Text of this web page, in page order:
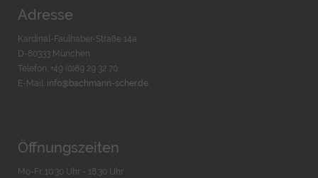
Adresse
Kardinal-Faulhaber-Straße 14a
D-80333 München
Telefon: +49 (0)89 29 32 70
E-Mail: info@bachmann-scher.de
Öffnungszeiten
Mo-Fr. 10:30 Uhr - 18:30 Uhr